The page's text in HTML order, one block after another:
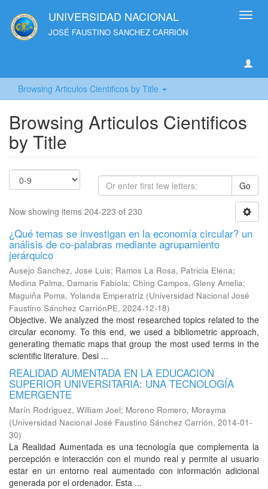
UNIVERSIDAD NACIONAL
JOSÉ FAUSTINO SANCHEZ CARRIÓN
Browsing Articulos Cientificos by Title
Browsing Articulos Cientificos
by Title
Go
Now showing items 204-223 of 230
¿Qué temas se investigan en la economía circular? un
análisis de co-palabras mediante agrupamiento
jerárquico
Ausejo Sanchez, Jose Luis; Ramos La Rosa, Patricia Elena;
Medina Palma, Damaris Fabiola; Ching Campos, Gleny Amelia;
Maguiña Poma, Yolanda Emperatriz (Universidad Nacional José
Faustino Sánchez CarriónPE, 2024-12-18)
Objective. We analyzed the most researched topics related to the
circular economy. To this end, we used a bibliometric approach,
generating thematic maps that group the most used terms in the
scientific literature. Desi ...
REALIDAD AUMENTADA EN LA EDUCACION
SUPERIOR UNIVERSITARIA: UNA TECNOLOGÍA
EMERGENTE
Marín Rodriguez, William Joel; Moreno Romero, Morayma
(Universidad Nacional José Faustino Sánchez Carrión, 2014-01-
30)
La Realidad Aumentada es una tecnología que complementa la
percepción e interacción con el mundo real y permite al usuario
estar en un entorno real aumentado con información adicional
generada por el ordenador. Esta ...